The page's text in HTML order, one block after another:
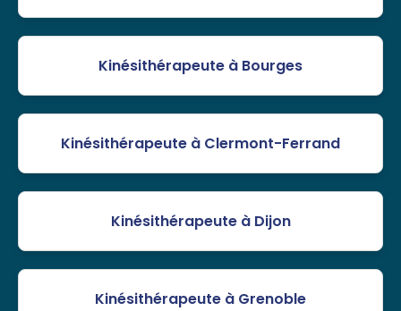
Kinésithérapeute à Bourges
Kinésithérapeute à Clermont-Ferrand
Kinésithérapeute à Dijon
Kinésithérapeute à Grenoble